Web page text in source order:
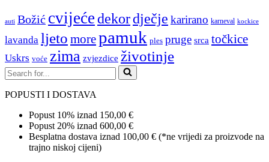
auti Božić cvijećedekordječje karirano karneval kockice
lavanda ljeto morepamuk ples pruge srca točkice
Uskrs voće zima zvjezdice životinje
Search
for...
POPUSTI I DOSTAVA
Popust 10% iznad 150,00 €
Popust 20% iznad 600,00 €
Besplatna dostava iznad 100,00 € (*ne vrijedi za proizvode na
trajno niskoj cijeni)